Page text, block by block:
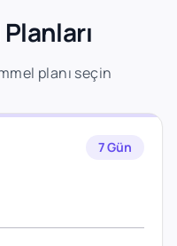
planı seçin
7 Gün